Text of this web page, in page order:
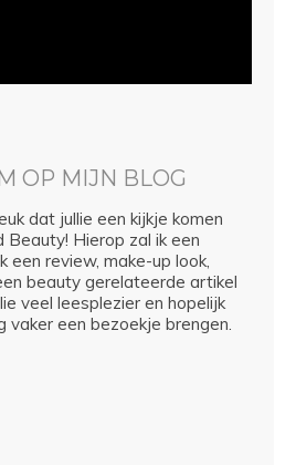
OP MIJN BLOG
dat jullie een kijkje komen
Beauty! Hierop zal ik een
een review, make-up look,
beauty gerelateerde artikel
veel leesplezier en hopelijk
vaker een bezoekje brengen.